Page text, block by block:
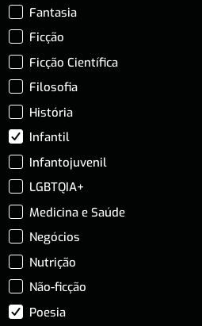
Fantasia
Ficção
Ficção Científica
Filosofia
História
Infantil
Infantojuvenil
LGBTQIA+
Medicina e Saúde
Negócios
Nutrição
Não-ficção
Poesia